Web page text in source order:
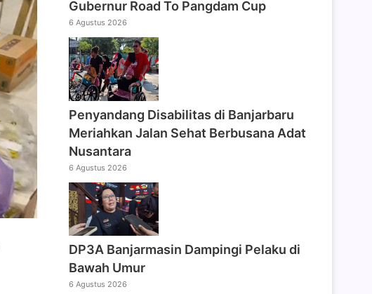
Gubernur Road To Pangdam Cup
6 Agustus 2026
Penyandang Disabilitas di Banjarbaru
Meriahkan Jalan Sehat Berbusana Adat
Nusantara
6 Agustus 2026
DP3A Banjarmasin Dampingi Pelaku di
Bawah Umur
6 Agustus 2026